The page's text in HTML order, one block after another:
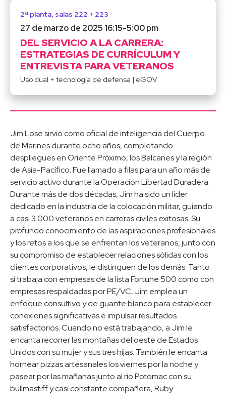
2ª planta, salas 222 + 223
27 de marzo de 2025 16:15-5:00 pm
DEL SERVICIO A LA CARRERA:
ESTRATEGIAS DE CURRÍCULUM Y
ENTREVISTA PARA VETERANOS
Uso dual + tecnología de defensa | eGOV
Jim Lose sirvió como oficial de inteligencia del Cuerpo
de Marines durante ocho años, completando
despliegues en Oriente Próximo, los Balcanes y la región
de Asia-Pacífico. Fue llamado a filas para un año más de
servicio activo durante la Operación Libertad Duradera.
Durante más de dos décadas, Jim ha sido un líder
dedicado en la industria de la colocación militar, guiando
a casi 3.000 veteranos en carreras civiles exitosas. Su
profundo conocimiento de las aspiraciones profesionales
y los retos a los que se enfrentan los veteranos, junto con
su compromiso de establecer relaciones sólidas con los
clientes corporativos, le distinguen de los demás. Tanto
si trabaja con empresas de la lista Fortune 500 como con
empresas respaldadas por PE/VC, Jim emplea un
enfoque consultivo y de guante blanco para establecer
conexiones significativas e impulsar resultados
satisfactorios. Cuando no está trabajando, a Jim le
encanta recorrer las montañas del oeste de Estados
Unidos con su mujer y sus tres hijas. También le encanta
hornear pizzas artesanales los viernes por la noche y
pasear por las mañanas junto al río Potomac con su
bullmastiff y casi constante compañera, Ruby.